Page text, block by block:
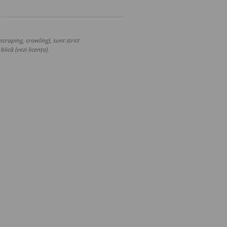
crawling), sunt strict
(vezi licența).